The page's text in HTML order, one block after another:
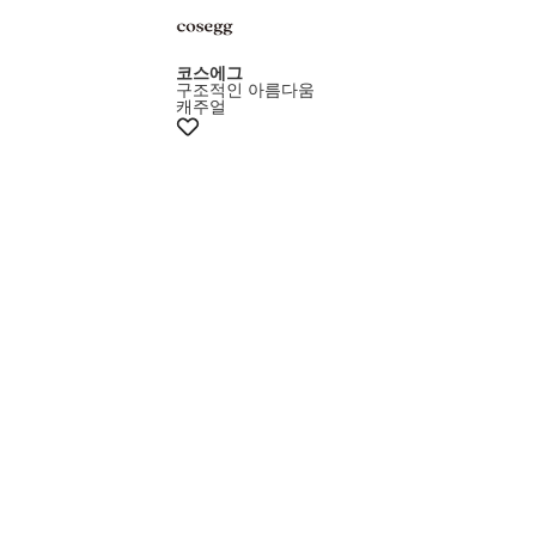
코스에그
구조적인 아름다움
캐주얼